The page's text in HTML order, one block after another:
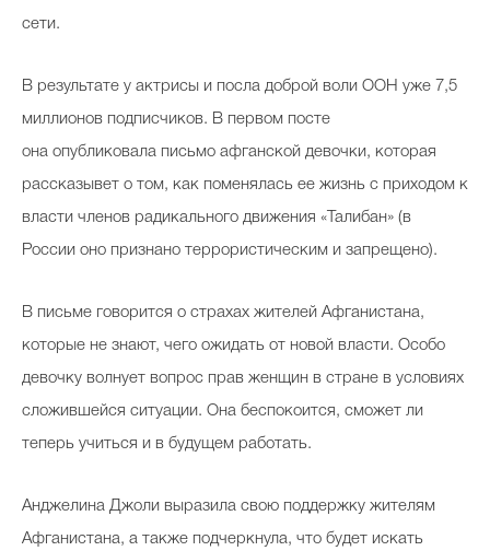
сети.
В результате у актрисы и посла доброй воли ООН уже 7,5
миллионов подписчиков. В первом посте
она опубликовала письмо афганской девочки, которая
рассказывет о том, как поменялась ее жизнь с приходом к
власти членов радикального движения «Талибан» (в
России оно признано террористическим и запрещено).
В письме говорится о страхах жителей Афганистана,
которые не знают, чего ожидать от новой власти. Особо
девочку волнует вопрос прав женщин в стране в условиях
сложившейся ситуации. Она беспокоится, сможет ли
теперь учиться и в будущем работать.
Анджелина Джоли выразила свою поддержку жителям
Афганистана, а также подчеркнула, что будет искать